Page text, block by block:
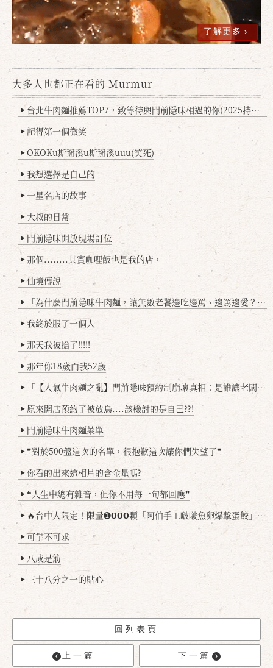
了解更多
大多人也都正在看的 Murmur
▶ 台北牛肉麵推薦TOP7，致等待與門前隱味相遇的你(2025持續更新
▶ 記得第一個微笑
▶ OKOKu斯掰溪u斯掰溪uuu(笑死)
▶ 我想選擇是自己的
▶ 一星名店的故事
▶ 大叔的日常
▶ 門前隱味開放現場訂位
▶ 那個........其實咖哩飯也是我的店，
▶ 仙境傳說
▶ 「為什麼門前隱味牛肉麵，讓無數老饕邊吃邊罵、邊罵邊愛？小辣雞揭密！」
▶ 我終於服了一個人
▶ 那天我被搶了!!!!!
▶ 那年你18歲而我52歲
▶ 「【人氣牛肉麵之亂】門前隱味預約制崩壞真相：是誰讓老闆心灰意冷？」
▶ 原來開店預約了被放鳥....該檢討的是自己??!
▶ 門前隱味牛肉麵菜單
▶ ❞對於500盤這次的名單，很抱歉這次讓你們失望了❞
▶ 你看的出來這相片的含金量嗎?
▶ ❝人生中總有雜音，但你不用每一句都回應❞
▶ 🔥台中人限定！限量➊𝟬𝟬𝟬顆「阿伯手工啵啵魚卵爆擊蛋餃」台北已被搶爆2萬顆，最後名額門前隱味只留給你！🥟💥
▶ 可芋不可求
▶ 八成是筋
▶ 三十八分之一的貼心
回列表頁
上一篇 下一篇